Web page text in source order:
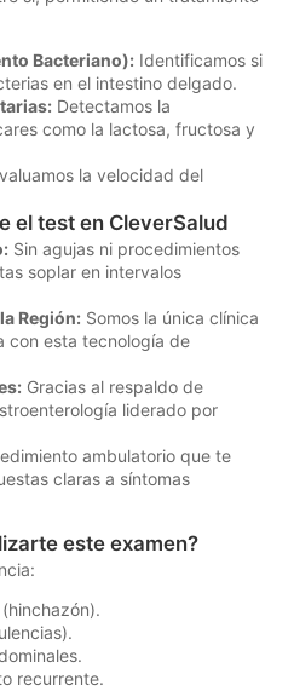
Bacteriano): Identificamos si
en el intestino delgado.
Detectamos la
como la lactosa, fructosa y
la velocidad del
el test en CleverSalud
Sin agujas ni procedimientos
soplar en intervalos
Región: Somos la única clínica
con esta tecnología de
Gracias al respaldo de
liderado por
ambulatorio que te
claras a síntomas
este examen?
recurrente.